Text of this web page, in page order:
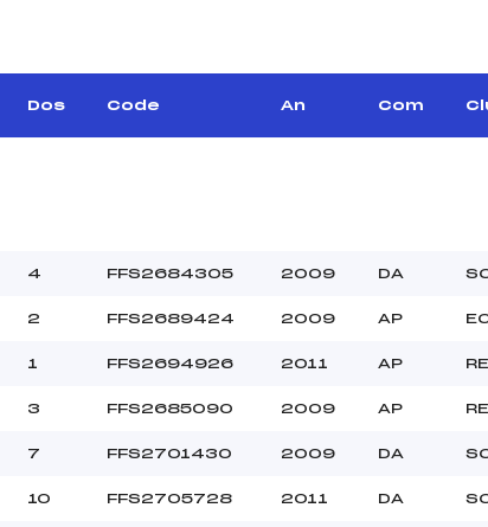
–
Altitude
Altitude
–
–
Nombre de
Traceur :
5.0000
Dos Code An Com
4 FFS2684305 2009 DA
2 FFS2689424 2009 AP
1 FFS2694926 2011 AP
3 FFS2685090 2009 AP
7 FFS2701430 2009 DA
10 FFS2705728 2011 DA